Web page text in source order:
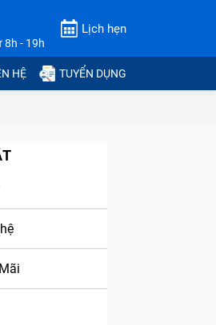
8h - 19h
Lịch hẹn
HỆ TUYỂN DỤNG